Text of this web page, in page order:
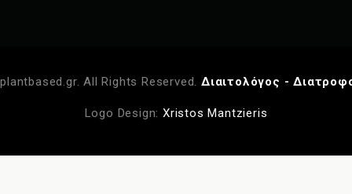
All Rights Reserved. Διαιτολόγος -
Logo Design: Xristos Mantzieris